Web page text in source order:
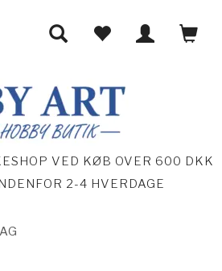
VED KØB OVER 600 DKK
2-4 HVERDAGE